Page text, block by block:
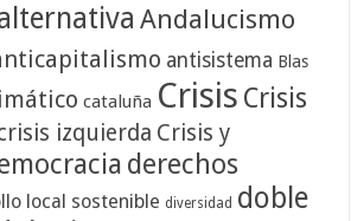
Andalucismo
antisistema Blas
cataluña Crisis Crisis
izquierda Crisis y
derechos
local sostenible diversidad doble